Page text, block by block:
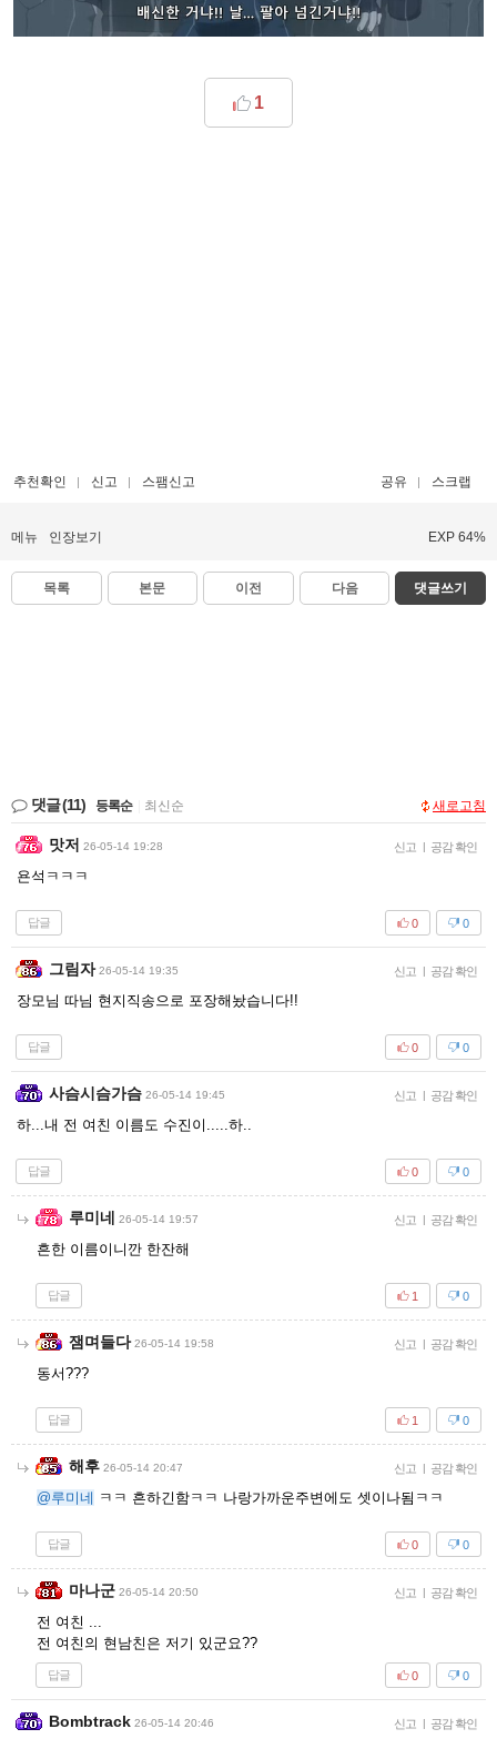
1
추천확인 신고 스팸신고 공유 스크랩
메뉴 인장보기 EXP 64%
목록 본문 이전 다음 댓글쓰기
댓글(11) 등록순 최신순 새로고침
맛저 26-05-14 19:28 신고 공감 확인
욘석ㅋㅋㅋ
답글 0
0
그림자 26-05-14 19:35 신고 공감 확인
장모님 따님 현지직송으로 포장해놨습니다!!
답글 0
0
사슴시슴가슴 26-05-14 19:45 신고 공감 확인
하...내 전 여친 이름도 수진이.....하..
답글 0
0
루미네 26-05-14 19:57 신고 공감 확인
흔한 이름이니깐 한잔해
답글 0
1
잼며들다 26-05-14 19:58 신고 공감 확인
동서???
답글 0
1
해후 26-05-14 20:47 신고 공감 확인
@루미네 ㅋㅋ 흔하긴함ㅋㅋ 나랑가까운주변에도 셋이나됨ㅋㅋ
답글 0
0
마나군 26-05-14 20:50 신고 공감 확인
전 여친 ...
전 여친의 현남친은 저기 있군요??
답글 0
0
Bombtrack 26-05-14 20:46 신고 공감 확인